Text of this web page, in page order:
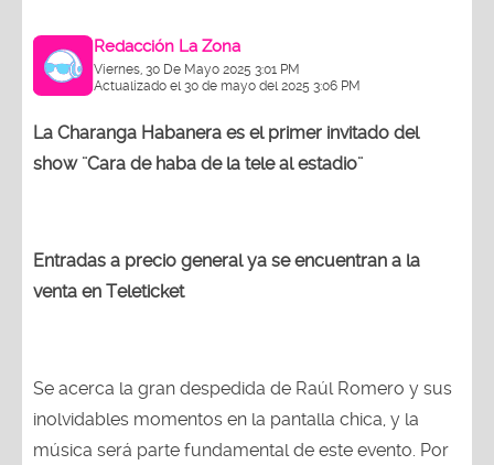
Redacción La Zona
Viernes, 30 De Mayo 2025 3:01 PM
Actualizado el 30 de mayo del 2025 3:06 PM
La Charanga Habanera es el primer invitado del
show ¨Cara de haba de la tele al estadio¨
Entradas a precio general ya se encuentran a la
venta en Teleticket
Se acerca la gran despedida de Raúl Romero y sus
inolvidables momentos en la pantalla chica, y la
música será parte fundamental de este evento. Por